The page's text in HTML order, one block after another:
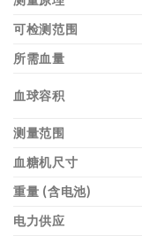
可检测范围
所需血量
血球容积
测量范围
血糖机尺寸
重量 (含电池)
电力供应